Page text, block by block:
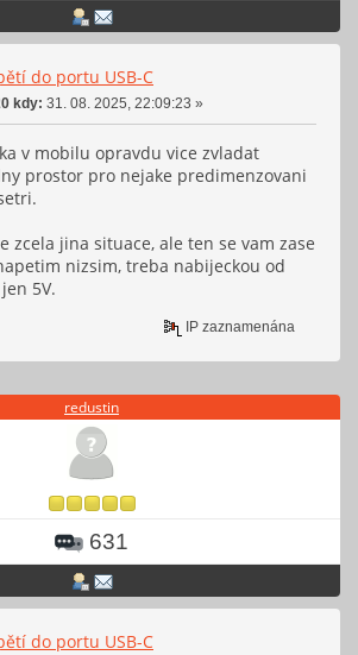
do portu USB-C
kdy: 31. 08. 2025, 22:09:23 »
v mobilu opravdu vice zvladat
prostor pro nejake predimenzovani
zcela jina situace, ale ten se vam zase
nizsim, treba nabijeckou od
5V.
IP zaznamenána
redustin
631
do portu USB-C